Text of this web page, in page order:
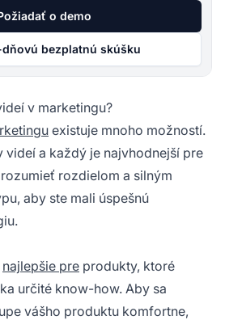
o demo
bezplatnú skúšku
v marketingu?
existuje mnoho možností.
videí a každý je najvhodnejší pre
rozdielom a silným
aby ste mali úspešnú
najlepšie pre produkty, ktoré
určité know-how. Aby sa
vášho produktu komfortne,